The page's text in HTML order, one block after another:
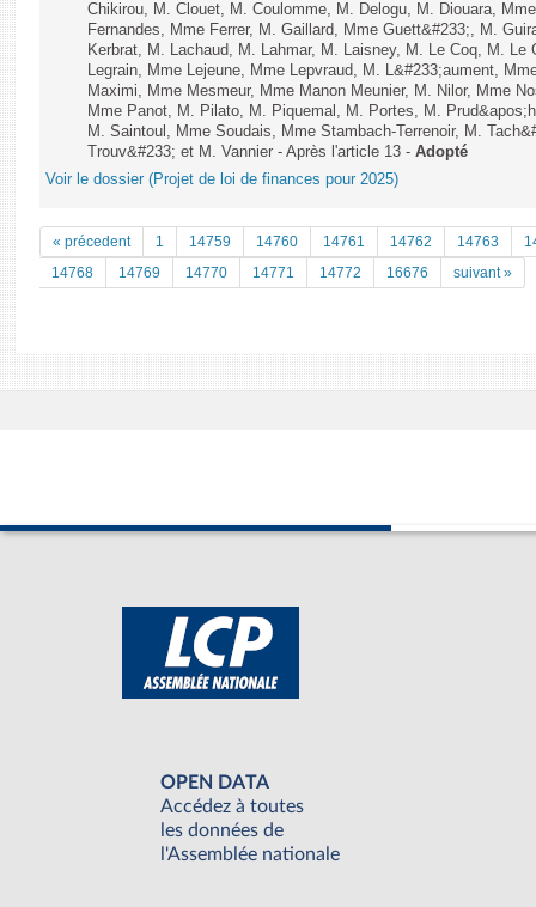
Chikirou, M. Clouet, M. Coulomme, M. Delogu, M. Diouara,
Fernandes, Mme Ferrer, M. Gaillard, Mme Guett&#233;, M.
Kerbrat, M. Lachaud, M. Lahmar, M. Laisney, M. Le Coq, M. Le
Legrain, Mme Lejeune, Mme Lepvraud, M. L&#233;aument,
Maximi, Mme Mesmeur, Mme Manon Meunier, M. Nilor, Mme
Mme Panot, M. Pilato, M. Piquemal, M. Portes, M.
M. Saintoul, Mme Soudais, Mme Stambach-Terrenoir, M.
Trouv&#233; et M. Vannier - Après l'article 13 - Adopté
Voir le dossier (Projet de loi de finances pour 2025)
« précedent 1 14759 14760 14761 14762 14763
14768
14769 14770 14771 14772 16676 suivant »
OPEN DATA
Accédez à toutes
les données de
l'Assemblée nationale